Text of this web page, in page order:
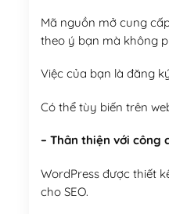
Mã nguồn mở cung
theo ý bạn mà không
Việc của bạn là đăng
Có thể tùy biến trên
– Thân thiện với công
WordPress được thiết
cho SEO.